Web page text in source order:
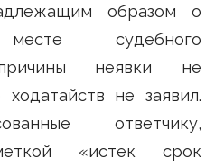
образом о
судебного
причины неявки не
не заявил.
ответчику,
«истек срок